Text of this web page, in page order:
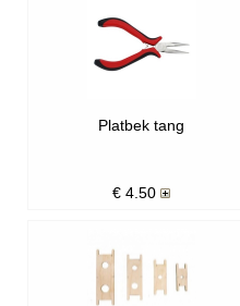
Platbek tang
€ 4.50